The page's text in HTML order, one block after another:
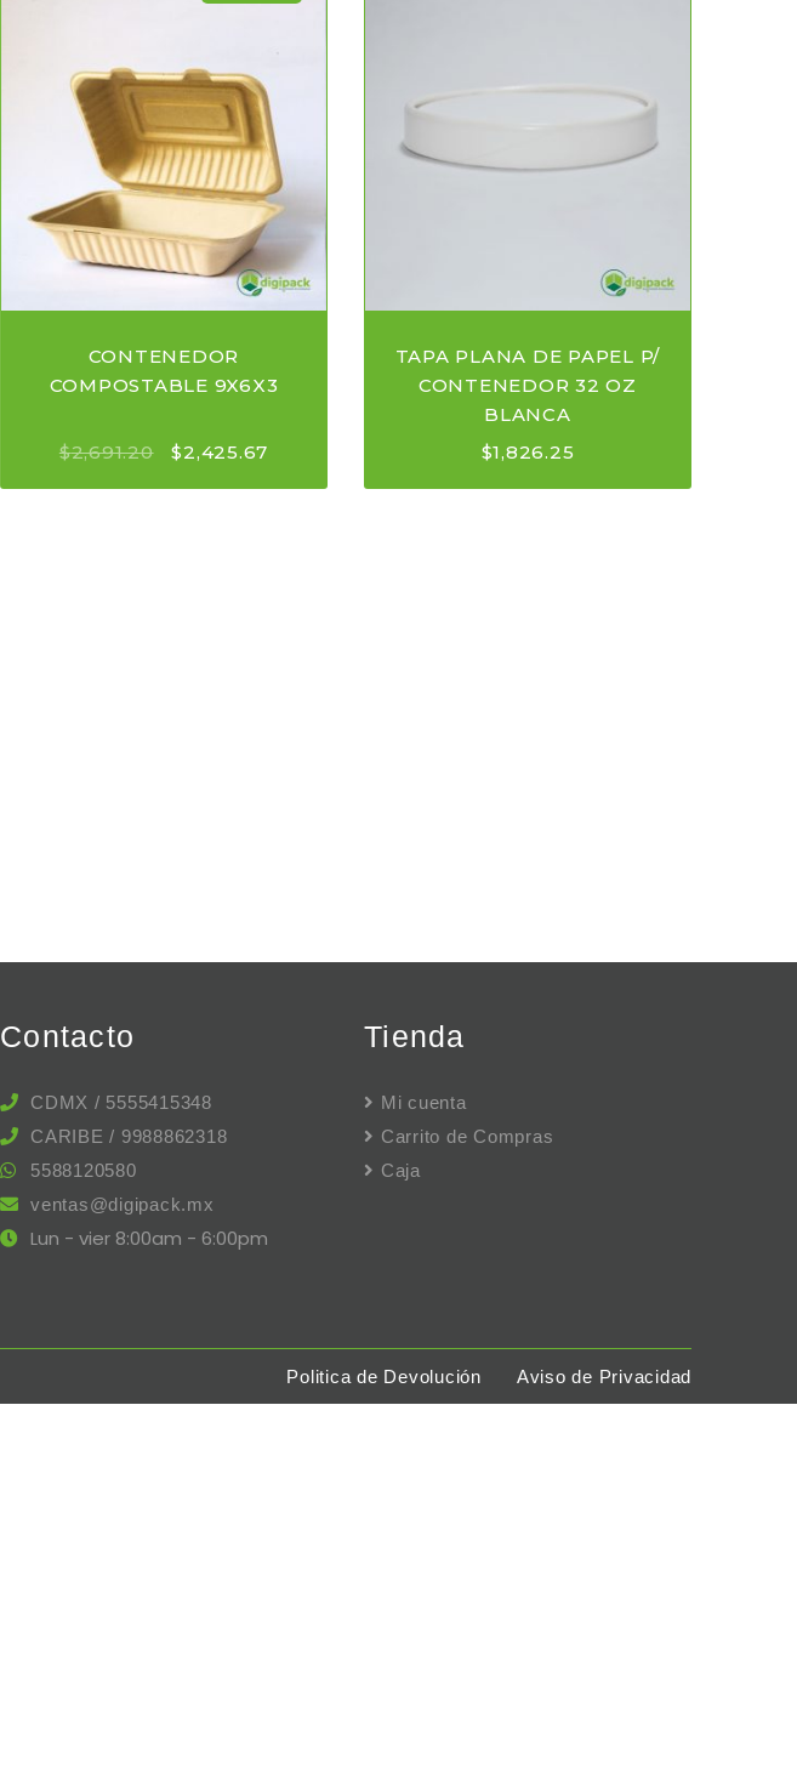
CONTENEDOR
COMPOSTABLE 9X6X3
$2,691.20 $2,425.67
TAPA PLANA DE PAPEL P/
CONTENEDOR 32 OZ
BLANCA
$1,826.25
Contacto
CDMX / 5555415348
CARIBE / 9988862318
5588120580
ventas@digipack.mx
Lun - vier 8:00am - 6:00pm
Tienda
Mi cuenta
Carrito de Compras
Caja
Politica de Devolución Aviso de Privacidad